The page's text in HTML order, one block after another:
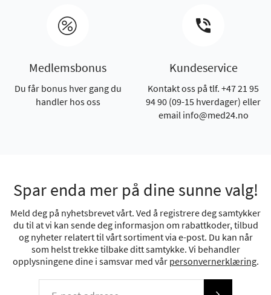
Medlemsbonus
Du får bonus hver gang du
handler hos oss
Kundeservice
Kontakt oss på tlf. +47 21 95
94 90 (09-15 hverdager) eller
email info@med24.no
Spar enda mer på dine sunne valg!
Meld deg på nyhetsbrevet vårt. Ved å registrere deg samtykker
du til at vi kan sende deg informasjon om rabattkoder, tilbud
og nyheter relatert til vårt sortiment via e-post. Du kan når
som helst trekke tilbake ditt samtykke. Vi behandler
opplysningene dine i samsvar med vår personvernerklæring.